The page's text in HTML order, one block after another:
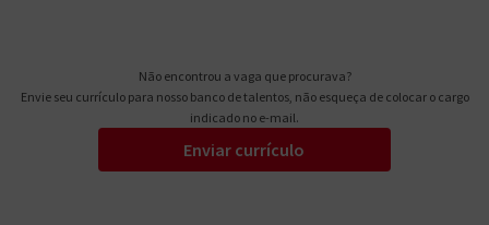
Não encontrou a vaga que procurava?
Envie seu currículo para nosso banco de talentos, não esqueça de colocar o cargo
indicado no e-mail.
Enviar currículo